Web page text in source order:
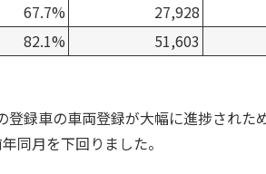
67.7% 27,928
82.1% 51,603
録車の車両登録が大幅に進捗された
同月を下回りました。